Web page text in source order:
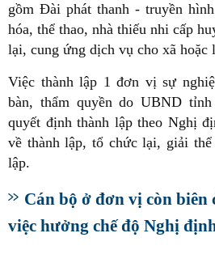
gồm Đài phát thanh - truyền
hóa, thể thao, nhà thiếu nhi cấp
lại, cung ứng dịch vụ cho xã hoặc
Việc thành lập 1 đơn vị sự
bàn, thẩm quyền do UBND
quyết định thành lập theo Nghị
về thành lập, tổ chức lại, giải
lập.
Cán bộ ở đơn vị còn biên
việc hưởng chế độ Nghị